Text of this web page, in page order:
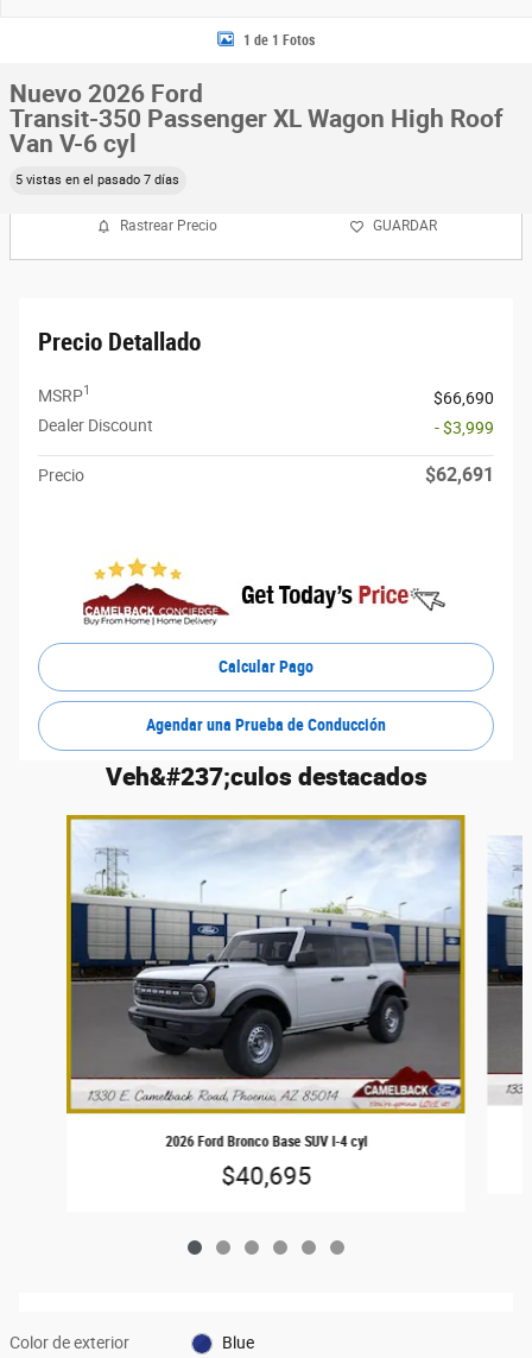
1 de 1 Fotos
Nuevo 2026 Ford
Transit-350 Passenger XL Wagon High Roof
Van V-6 cyl
5 vistas en el pasado 7 días
Rastrear Precio GUARDAR
Precio Detallado
MSRP1
$66,690
Dealer Discount
- $3,999
Precio $62,691
Calcular Pago
Agendar una Prueba de Conducción
Veh&#237;culos destacados
Slide 1 of 6
2026 Ford Bronco Base SUV I-4 cyl
$40,695
Color de exterior Blue